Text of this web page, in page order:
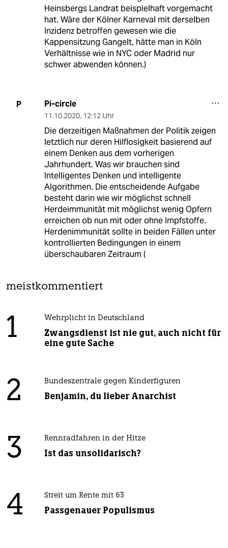
Heinsbergs Landrat beispielhaft vorgemacht
hat. Wäre der Kölner Karneval mit derselben
Inzidenz betroffen gewesen wie die
Kappensitzung Gangelt, hätte man in Köln
Verhältnisse wie in NYC oder Madrid nur
schwer abwenden können.)
P Pi-circle
11.10.2020, 12:12 Uhr
Die derzeitigen Maßnahmen der Politik zeigen
letztlich nur deren Hilflosigkeit basierend auf
einem Denken aus dem vorherigen
Jahrhundert. Was wir brauchen sind
Intelligentes Denken und intelligente
Algorithmen. Die entscheidende Aufgabe
besteht darin wie wir möglichst schnell
Herdeimmunität mit möglichst wenig Opfern
erreichen ob nun mit oder ohne Impfstoffe.
Herdenimmunität sollte in beiden Fällen unter
kontrollierten Bedingungen in einem
überschaubaren Zeitraum (
meistkommentiert
1 Wehrplicht in Deutschland
Zwangsdienst ist nie gut, auch nicht für
eine gute Sache
2 Bundeszentrale gegen Kinderfiguren
Benjamin, du lieber Anarchist
3 Rennradfahren in der Hitze
Ist das unsolidarisch?
4 Streit um Rente mit 63
Passgenauer Populismus